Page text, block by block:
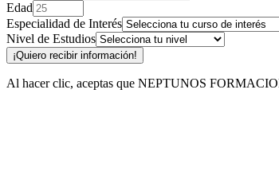
Edad
Especialidad de Interés
Nivel de Estudios
¡Quiero recibir información!
Al hacer clic, aceptas que NEPTUNOS